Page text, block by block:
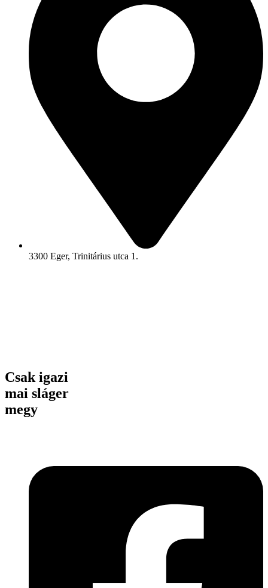
3300 Eger, Trinitárius utca 1.
Csak igazi
mai sláger
megy